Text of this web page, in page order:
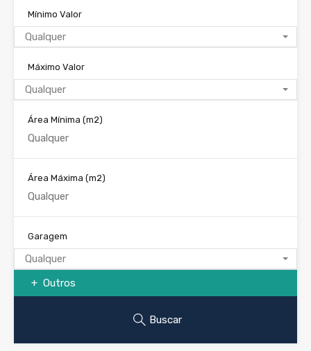
Mínimo Valor
Qualquer
Máximo Valor
Qualquer
Área Mínima (m2)
Área Máxima (m2)
Garagem
Qualquer
Outros
Buscar